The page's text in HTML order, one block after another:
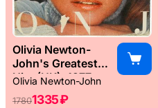
Olivia Newton-
John's Greatest
Hits (UK), 1977
Olivia Newton-John
17801335 ₽